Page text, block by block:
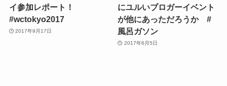
イ参加レポート！
#wctokyo2017
2017年9月17日
にユルいブロガーイベント
が他にあっただろうか #
風呂ガソン
2017年6月5日